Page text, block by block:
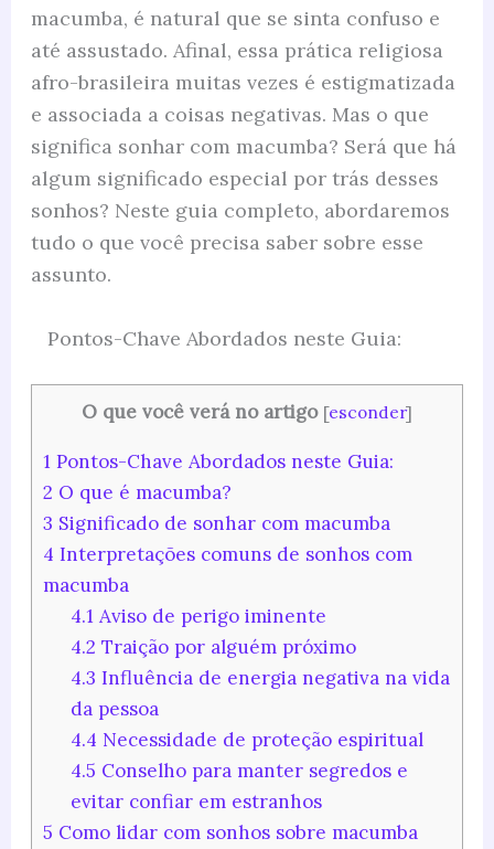
macumba, é natural que se sinta confuso e
até assustado. Afinal, essa prática religiosa
afro-brasileira muitas vezes é estigmatizada
e associada a coisas negativas. Mas o que
significa sonhar com macumba? Será que há
algum significado especial por trás desses
sonhos? Neste guia completo, abordaremos
tudo o que você precisa saber sobre esse
assunto.
Pontos-Chave Abordados neste Guia:
O que você verá no artigo [esconder]
1Pontos-Chave Abordados neste Guia:
2 O que é macumba?
3 Significado de sonhar com macumba
4 Interpretações comuns de sonhos com
macumba
4.1 Aviso de perigo iminente
4.2 Traição por alguém próximo
4.3 Influência de energia negativa na vida
da pessoa
4.4 Necessidade de proteção espiritual
4.5 Conselho para manter segredos e
evitar confiar em estranhos
5 Como lidar com sonhos sobre macumba